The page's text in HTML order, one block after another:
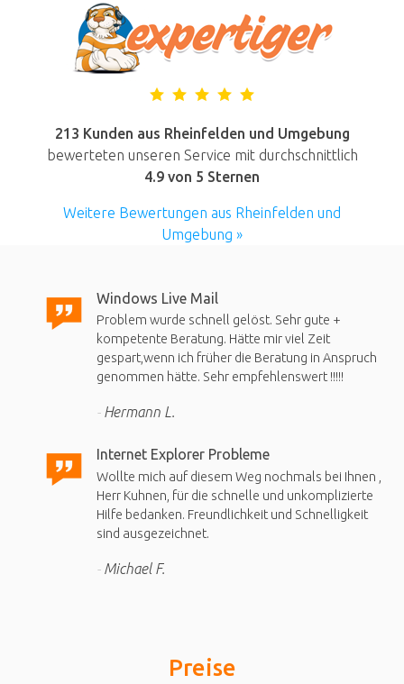
213 Kunden aus Rheinfelden und Umgebung
bewerteten unseren Service mit durchschnittlich
4.9 von 5 Sternen
Weitere Bewertungen aus Rheinfelden und
Umgebung »
Windows Live Mail
Problem wurde schnell gelöst. Sehr gute +
kompetente Beratung. Hätte mir viel Zeit
gespart,wenn ich früher die Beratung in Anspruch
genommen hätte. Sehr empfehlenswert !!!!!
Hermann L.
Internet Explorer Probleme
Wollte mich auf diesem Weg nochmals bei Ihnen ,
Herr Kuhnen, für die schnelle und unkomplizierte
Hilfe bedanken. Freundlichkeit und Schnelligkeit
sind ausgezeichnet.
Michael F.
Preise